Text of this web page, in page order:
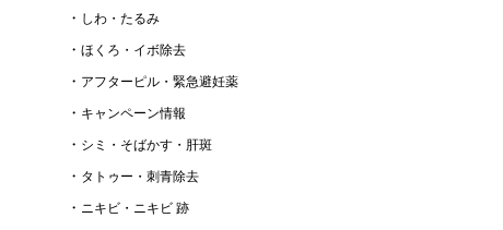
しわ・たるみ
ほくろ・イボ除去
アフターピル・緊急避妊薬
キャンペーン情報
シミ・そばかす・肝斑
タトゥー・刺青除去
ニキビ・ニキビ 跡